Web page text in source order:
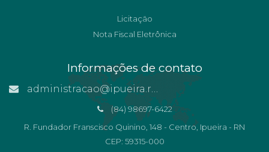
Licitação
Nota Fiscal Eletrônica
Informações de contato
administracao@ipueira.rn.gov.br
(84) 98697-6422
R. Fundador Franscisco Quinino, 148 - Centro, Ipueira - RN
CEP: 59315-000